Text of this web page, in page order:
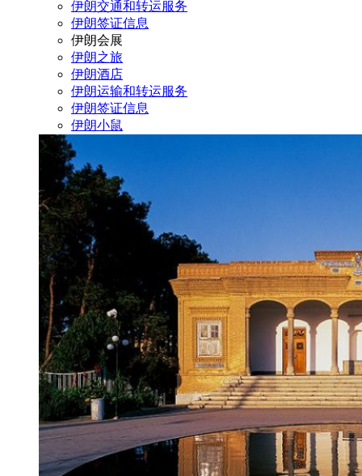
伊朗交通和转运服务
伊朗签证信息
伊朗会展
伊朗之旅
伊朗酒店
伊朗运输和转运服务
伊朗签证信息
伊朗小鼠